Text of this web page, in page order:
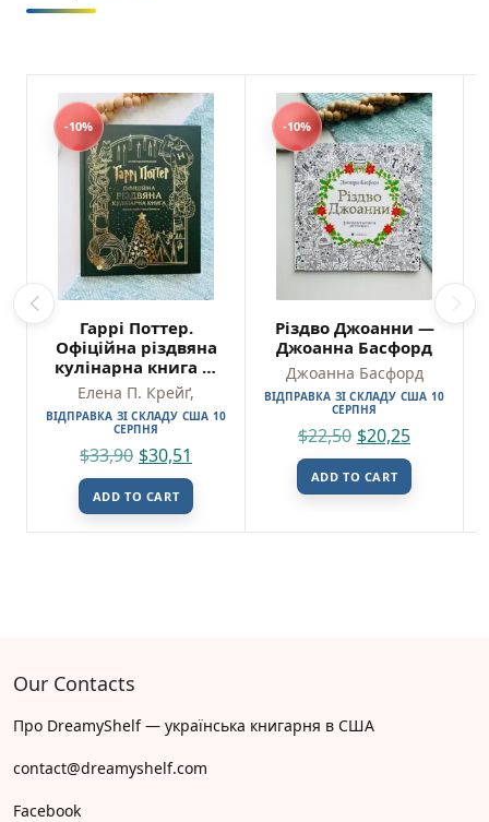
-10%
Гаррі Поттер.
Офіційна різдвяна
кулінарна книга —
Елена П. Крейґ,
Елена П. Крейґ,
ВІДПРАВКА ЗІ СКЛАДУ США 10
СЕРПНЯ
$33,90 $30,51
ADD TO CART
-10%
Різдво Джоанни —
Джоанна Басфорд
Джоанна Басфорд
ВІДПРАВКА ЗІ СКЛАДУ США 10
СЕРПНЯ
$22,50 $20,25
ADD TO CART
Our Contacts
Про DreamyShelf — українська книгарня в США
contact@dreamyshelf.com
Facebook